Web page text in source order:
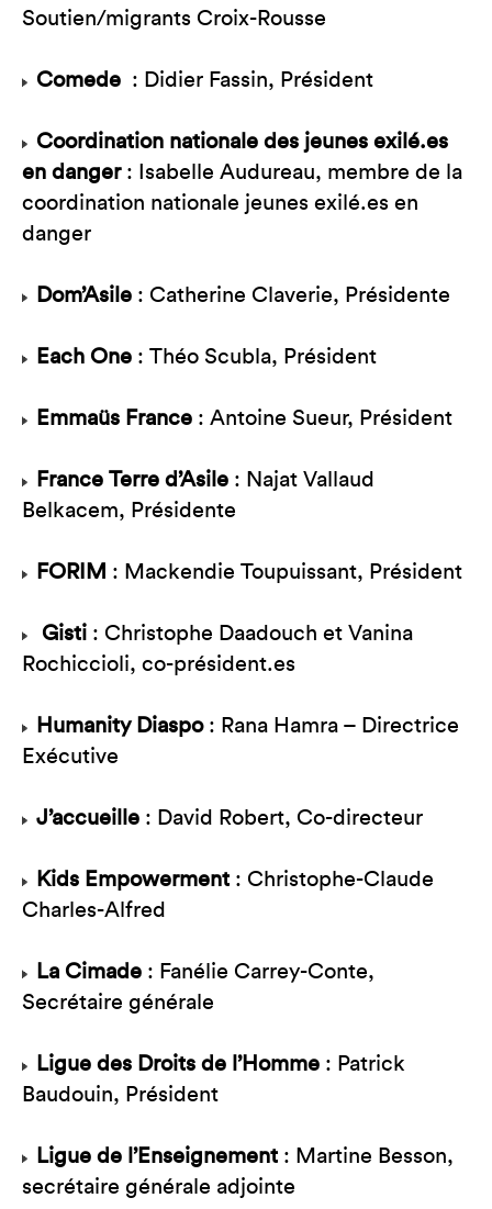
Soutien/migrants Croix-Rousse
Comede : Didier Fassin, Président
Coordination nationale des jeunes exilé.es
en danger: Isabelle Audureau, membre de la
coordination nationale jeunes exilé.es en
danger
Dom’Asile : Catherine Claverie, Présidente
Each One : Théo Scubla, Président
Emmaüs France : Antoine Sueur, Président
France Terre d’Asile : Najat Vallaud
Belkacem, Présidente
FORIM : Mackendie Toupuissant, Président
Gisti : Christophe Daadouch et Vanina
Rochiccioli, co-président.es
Humanity Diaspo: Rana Hamra – Directrice
Exécutive
J’accueille : David Robert, Co-directeur
Kids Empowerment : Christophe-Claude
Charles-Alfred
La Cimade : Fanélie Carrey-Conte,
Secrétaire générale
Ligue des Droits de l’Homme : Patrick
Baudouin, Président
Ligue de l’Enseignement : Martine Besson,
secrétaire générale adjointe